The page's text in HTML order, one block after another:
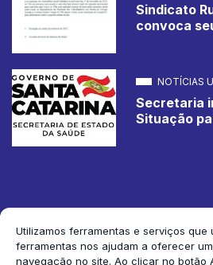
Utilizamos ferramentas e serviços que
ferramentas nos ajudam a oferecer
navegação no site. Ao clicar no botão
Sindicato
convoca
NOTÍCIAS
Secretaria
Situação
2026 Jornal de Corupá. Todos